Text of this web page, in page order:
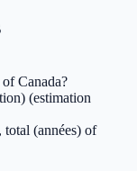
Canada?
(estimation
total (années) of